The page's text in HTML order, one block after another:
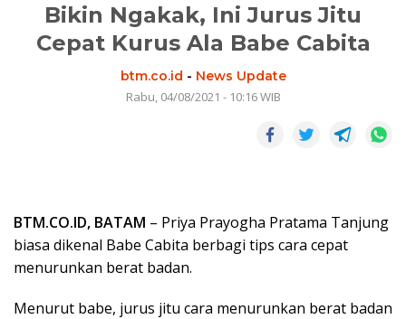
Bikin Ngakak, Ini Jurus Jitu
Cepat Kurus Ala Babe Cabita
btm.co.id - News Update
Rabu, 04/08/2021 - 10:16 WIB
BTM.CO.ID, BATAM – Priya Prayogha Pratama Tanjung
biasa dikenal Babe Cabita berbagi tips cara cepat
menurunkan berat badan.
Menurut babe, jurus jitu cara menurunkan berat badan